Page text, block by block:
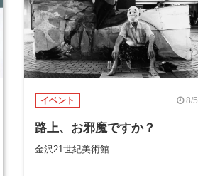
イベント 8/5
路上、お邪魔ですか？
金沢21世紀美術館